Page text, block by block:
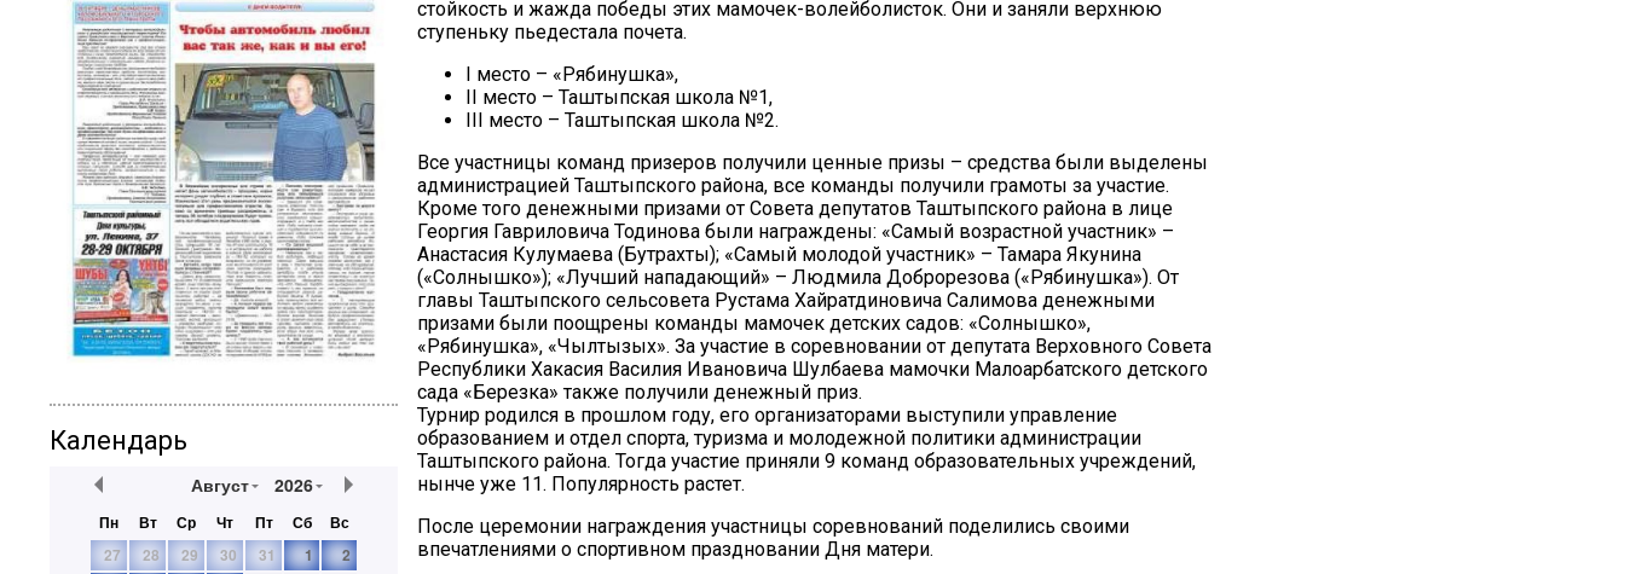
Календарь
Август 2026
Пн Вт Ср Чт Пт Сб
Вс
27
28 29 30 31 1
2
стойкость и жажда победы этих мамочек-волейболисток. Они и заняли верхнюю
ступеньку пьедестала почета.
I место – «Рябинушка»,
II место – Таштыпская школа №1,
III место – Таштыпская школа №2.
Все участницы команд призеров получили ценные призы – средства были выделены
администрацией Таштыпского района, все команды получили грамоты за участие.
Кроме того денежными призами от Совета депутатов Таштыпского района в лице
Георгия Гавриловича Тодинова были награждены: «Самый возрастной участник» –
Анастасия Кулумаева (Бутрахты); «Самый молодой участник» – Тамара Якунина
(«Солнышко»); «Лучший нападающий» – Людмила Доброрезова («Рябинушка»). От
главы Таштыпского сельсовета Рустама Хайратдиновича Салимова денежными
призами были поощрены команды мамочек детских садов: «Солнышко»,
«Рябинушка», «Чылтызых». За участие в соревновании от депутата Верховного Совета
Республики Хакасия Василия Ивановича Шулбаева мамочки Малоарбатского детского
сада «Березка» также получили денежный приз.
Турнир родился в прошлом году, его организаторами выступили управление
образованием и отдел спорта, туризма и молодежной политики администрации
Таштыпского района. Тогда участие приняли 9 команд образовательных учреждений,
нынче уже 11. Популярность растет.
После церемонии награждения участницы соревнований поделились своими
впечатлениями о спортивном праздновании Дня матери.